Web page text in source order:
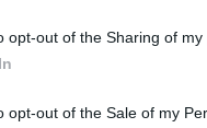
opt-out of the Sharing of my
opt-out of the Sale of my